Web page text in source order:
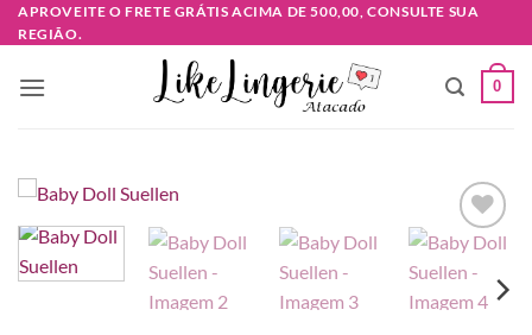
Skip
to
APROVEITE O FRETE GRÁTIS ACIMA DE 500,00, CONSULTE SUA
REGIÃO.
0
Adicionar
à lista de
desejos